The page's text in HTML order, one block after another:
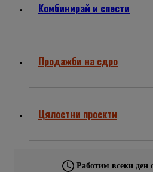
Комбинирай и спести
Продажби на едро
Цялостни проекти
Работим всеки ден